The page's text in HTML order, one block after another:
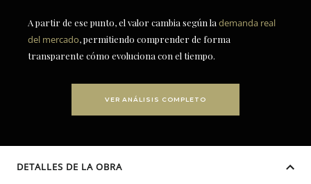
A partir de ese punto, el valor cambia según la demanda real
del mercado, permitiendo comprender de forma
transparente cómo evoluciona con el tiempo.
VER ANÁLISIS COMPLETO
DETALLES DE LA OBRA